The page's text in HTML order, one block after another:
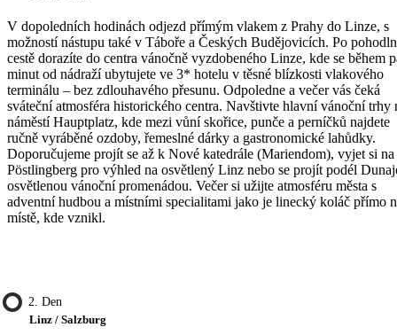
V dopoledních hodinách odjezd přímým vlakem z Prahy do Linze, s
možností nástupu také v Táboře a Českých Budějovicích. Po
cestě dorazíte do centra vánočně vyzdobeného Linze, kde se během
minut od nádraží ubytujete ve 3* hotelu v těsné blízkosti vlakového
terminálu – bez zdlouhavého přesunu. Odpoledne a večer vás čeká
sváteční atmosféra historického centra. Navštivte hlavní vánoční trhy
náměstí Hauptplatz, kde mezi vůní skořice, punče a perníčků najdete
ručně vyráběné ozdoby, řemeslné dárky a gastronomické lahůdky.
Doporučujeme projít se až k Nové katedrále (Mariendom), vyjet si na
Pöstlingberg pro výhled na osvětlený Linz nebo se projít podél
osvětlenou vánoční promenádou. Večer si užijte atmosféru města s
adventní hudbou a místními specialitami jako je linecký koláč přímo
místě, kde vznikl.
2. Den
Linz / Salzburg